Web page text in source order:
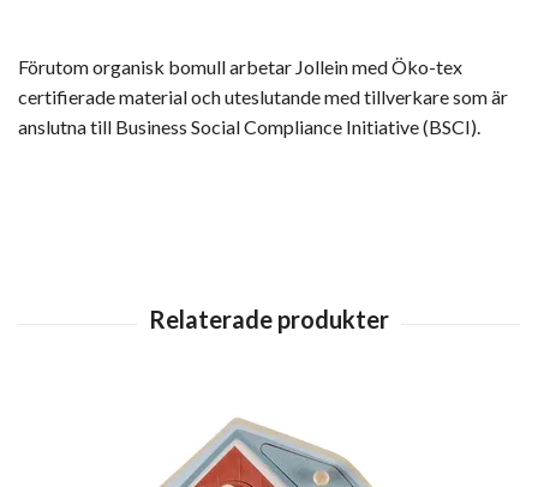
Förutom organisk bomull arbetar Jollein med Öko-tex
certifierade material och uteslutande med tillverkare som är
anslutna till Business Social Compliance Initiative (BSCI).